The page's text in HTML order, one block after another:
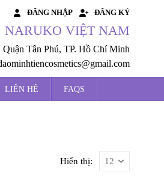
ĐĂNG NHẬP ĐĂNG KÝ
NARUKO VIỆT NAM
Tân Phú, TP. Hồ Chí Minh
LIÊN HỆ FAQS
Hiển thị: